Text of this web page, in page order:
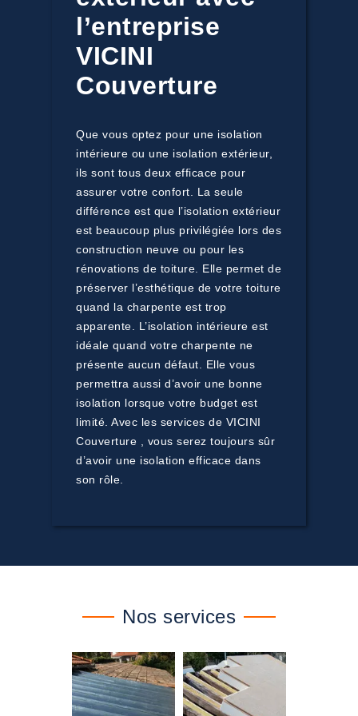
l’entreprise
VICINI
Couverture
Que vous optez pour une isolation
intérieure ou une isolation extérieur,
ils sont tous deux efficace pour
assurer votre confort. La seule
différence est que l’isolation extérieur
est beaucoup plus privilégiée lors des
construction neuve ou pour les
rénovations de toiture. Elle permet de
préserver l’esthétique de votre toiture
quand la charpente est trop
apparente. L’isolation intérieure est
idéale quand votre charpente ne
présente aucun défaut. Elle vous
permettra aussi d’avoir une bonne
isolation lorsque votre budget est
limité. Avec les services de VICINI
Couverture , vous serez toujours sûr
d’avoir une isolation efficace dans
son rôle.
Nos services